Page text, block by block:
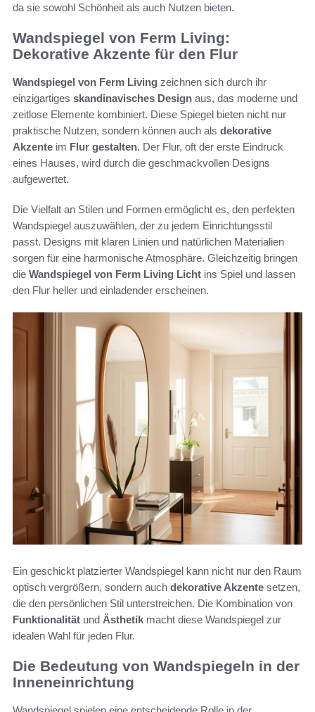
da sie sowohl Schönheit als auch Nutzen bieten.
Wandspiegel von Ferm Living:
Dekorative Akzente für den Flur
Wandspiegel von Ferm Living zeichnen sich durch ihr
einzigartiges skandinavisches Design aus, das moderne und
zeitlose Elemente kombiniert. Diese Spiegel bieten nicht nur
praktische Nutzen, sondern können auch als dekorative
Akzente im Flur gestalten. Der Flur, oft der erste Eindruck
eines Hauses, wird durch die geschmackvollen Designs
aufgewertet.
Die Vielfalt an Stilen und Formen ermöglicht es, den perfekten
Wandspiegel auszuwählen, der zu jedem Einrichtungsstil
passt. Designs mit klaren Linien und natürlichen Materialien
sorgen für eine harmonische Atmosphäre. Gleichzeitig bringen
die Wandspiegel von Ferm Living Licht ins Spiel und lassen
den Flur heller und einladender erscheinen.
Ein geschickt platzierter Wandspiegel kann nicht nur den Raum
optisch vergrößern, sondern auch dekorative Akzente setzen,
die den persönlichen Stil unterstreichen. Die Kombination von
Funktionalität und Ästhetik macht diese Wandspiegel zur
idealen Wahl für jeden Flur.
Die Bedeutung von Wandspiegeln in der
Inneneinrichtung